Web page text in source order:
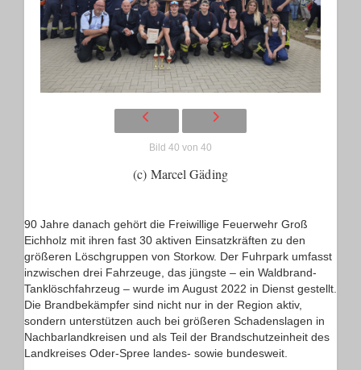
Bild 40 von 40
(c) Marcel Gäding
90 Jahre danach gehört die Freiwillige Feuerwehr Groß
Eichholz mit ihren fast 30 aktiven Einsatzkräften zu den
größeren Löschgruppen von Storkow. Der Fuhrpark umfasst
inzwischen drei Fahrzeuge, das jüngste – ein Waldbrand-
Tanklöschfahrzeug – wurde im August 2022 in Dienst gestellt.
Die Brandbekämpfer sind nicht nur in der Region aktiv,
sondern unterstützen auch bei größeren Schadenslagen in
Nachbarlandkreisen und als Teil der Brandschutzeinheit des
Landkreises Oder-Spree landes- sowie bundesweit.